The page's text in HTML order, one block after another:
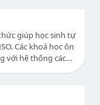
thi các năm, chữa
giúp học sinh tự
Các khoá học ôn
với hệ thống các
với đề thi, bài giảng
thi các năm, chữa